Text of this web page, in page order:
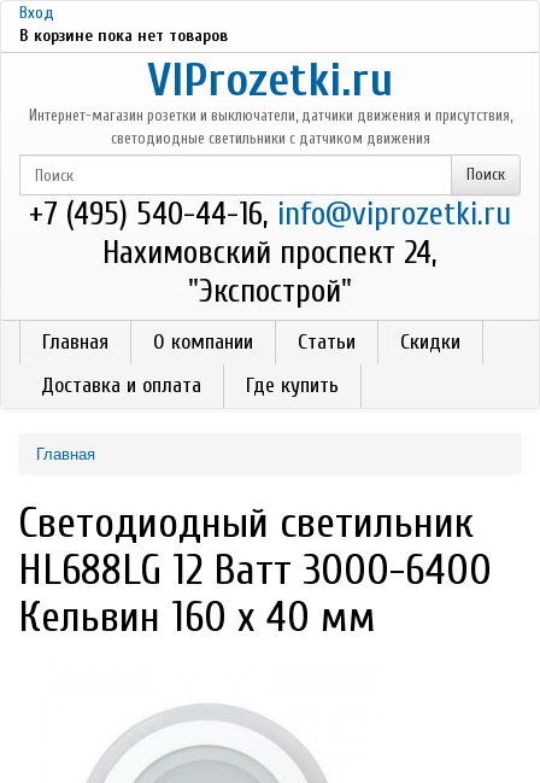
Перейти к основному содержанию
Вход
В корзине пока нет товаров
VIProzetki.ru
Интернет-магазин розетки и выключатели, датчики движения и присутствия,
светодиодные светильники с датчиком движения
+7 (495) 540-44-16, info@viprozetki.ru
Нахимовский проспект 24,
"Экспострой"
Главная О компании Статьи
Скидки
Доставка и оплата
Где купить
Главная
Светодиодный светильник
HL688LG 12 Ватт 3000-6400
Кельвин 160 х 40 мм